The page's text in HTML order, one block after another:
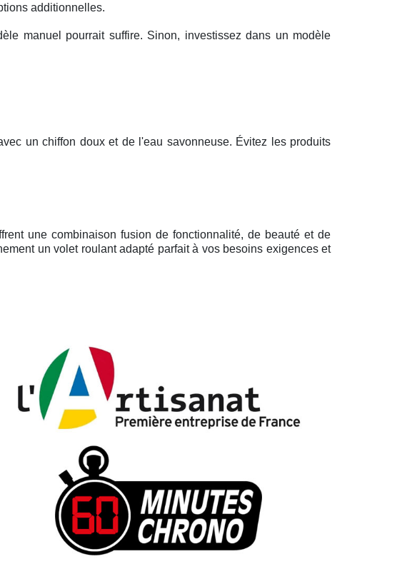
additionnelles.
manuel pourrait suffire. Sinon, investissez dans un modèle
un chiffon doux et de l'eau savonneuse. Évitez les produits
une combinaison fusion de fonctionnalité, de beauté et de
un volet roulant adapté parfait à vos besoins exigences et